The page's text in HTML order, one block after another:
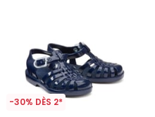
-30% DÈS 2*